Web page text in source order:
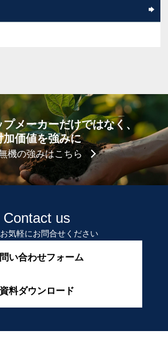
プメーカーだけではなく、
加価値を強みに
機の強みはこちら
Contact us
気軽にお問合せください
い合わせフォーム
資料ダウンロード